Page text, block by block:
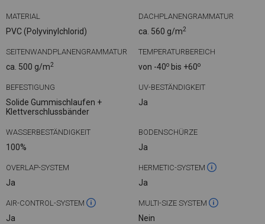
MATERIAL
PVC (Polyvinylchlorid)
DACHPLANENGRAMMATUR
ca. 560 g/m2
SEITENWANDPLANENGRAMMATUR
ca. 500 g/m2
TEMPERATURBEREICH
von -40o bis +60o
BEFESTIGUNG
Solide Gummischlaufen +
Klettverschlussbänder
UV-BESTÄNDIGKEIT
Ja
WASSERBESTÄNDIGKEIT
100%
BODENSCHÜRZE
Ja
OVERLAP-SYSTEM
Ja
HERMETIC-SYSTEM
Ja
AIR-CONTROL-SYSTEM
Ja
MULTI-SIZE SYSTEM
Nein